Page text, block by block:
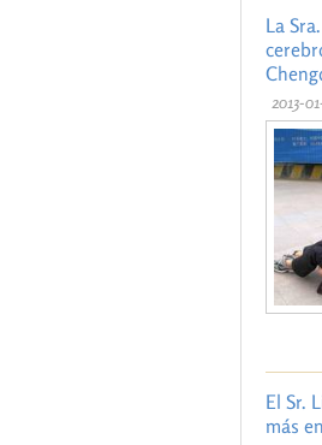
La
2013-
El Sr.
más